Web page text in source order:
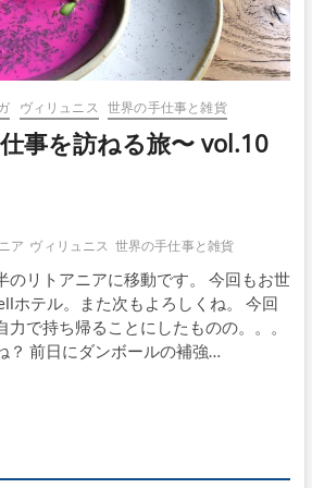
ヴィリュニス 世界の手仕事と雑貨
事を訪ねる旅〜 vol.10
ア ヴィリュニス 世界の手仕事と雑貨
のリトアニアに移動です。 今回もお世
ホテル。また次もよろしくね。 今回
で持ち帰ることにしたものの。。。
？ 前日にダンボールの補強…